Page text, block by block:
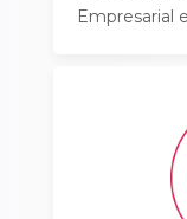
Empresarial